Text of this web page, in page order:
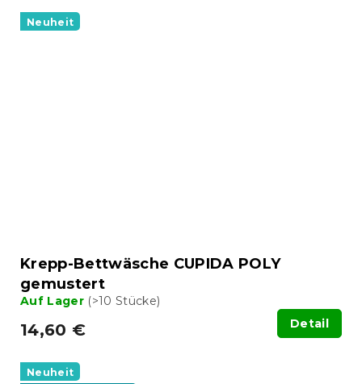
Neuheit
Krepp-Bettwäsche CUPIDA POLY
gemustert
Auf Lager (>10 Stücke)
14,60 € Detail
Neuheit